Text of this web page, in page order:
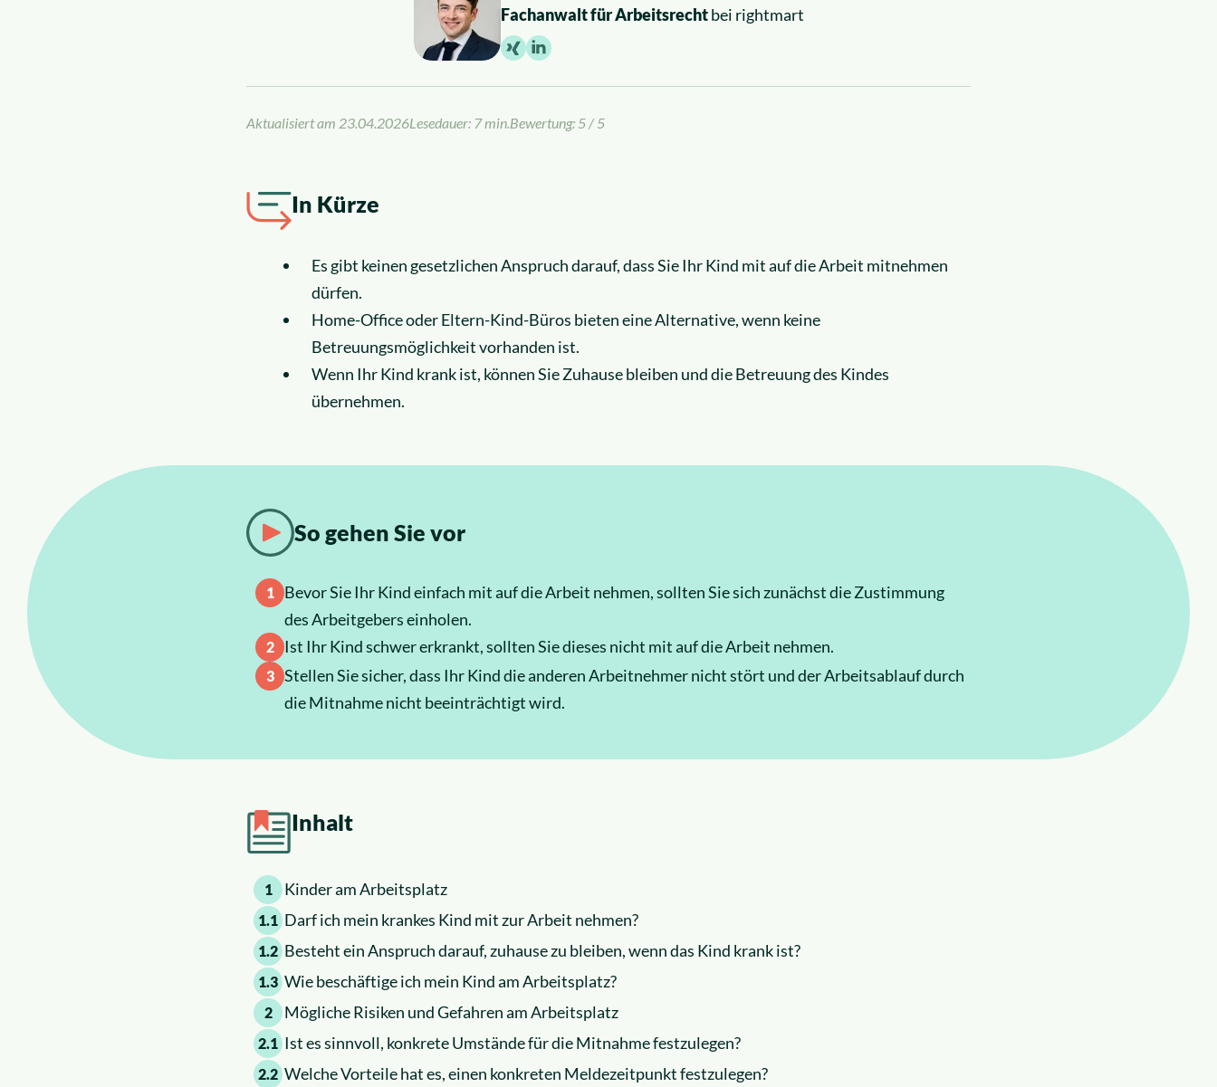
Fachanwalt für Arbeitsrechtbei rightmart
Aktualisiert am 23.04.2026Lesedauer: 7 min.Bewertung: 5 / 5
In Kürze
Es gibt keinen gesetzlichen Anspruch darauf, dass Sie Ihr Kind mit auf die Arbeit mitnehmen
dürfen.
Home-Office oder Eltern-Kind-Büros bieten eine Alternative, wenn keine
Betreuungsmöglichkeit vorhanden ist.
Wenn Ihr Kind krank ist, können Sie Zuhause bleiben und die Betreuung des Kindes
übernehmen.
So gehen Sie vor
Bevor Sie Ihr Kind einfach mit auf die Arbeit nehmen, sollten Sie sich zunächst die Zustimmung
des Arbeitgebers einholen.
Ist Ihr Kind schwer erkrankt, sollten Sie dieses nicht mit auf die Arbeit nehmen.
Stellen Sie sicher, dass Ihr Kind die anderen Arbeitnehmer nicht stört und der Arbeitsablauf durch
die Mitnahme nicht beeinträchtigt wird.
Inhalt
1 Kinder am Arbeitsplatz
1.1 Darf ich mein krankes Kind mit zur Arbeit nehmen?
1.2 Besteht ein Anspruch darauf, zuhause zu bleiben, wenn das Kind krank ist?
1.3 Wie beschäftige ich mein Kind am Arbeitsplatz?
2 Mögliche Risiken und Gefahren am Arbeitsplatz
2.1 Ist es sinnvoll, konkrete Umstände für die Mitnahme festzulegen?
2.2 Welche Vorteile hat es, einen konkreten Meldezeitpunkt festzulegen?